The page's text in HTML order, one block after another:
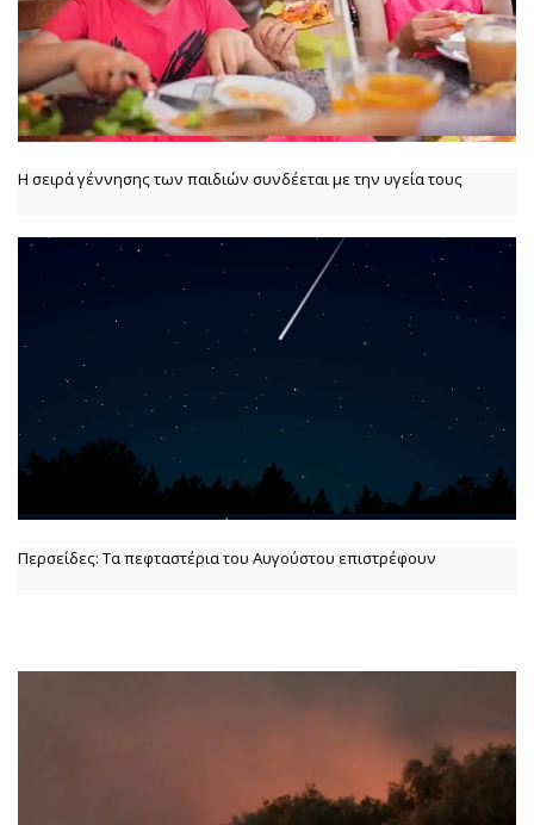
Η σειρά γέννησης των παιδιών συνδέεται με την υγεία τους
Περσείδες: Τα πεφταστέρια του Αυγούστου επιστρέφουν